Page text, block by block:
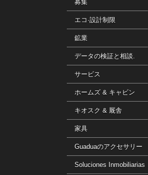
募集
エコ·設計制限
鉱業
データの検証と相談.
サービス
ホームズ & キャビン
キオスク & 厩舎
家具
Guaduaのアクセサリー
Soluciones Inmobiliarias